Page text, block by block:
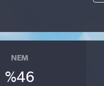
NEM
%46